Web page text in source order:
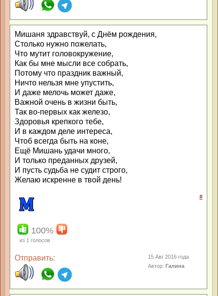
Мишаня здравствуй, с Днём рождения,
Столько нужно пожелать,
Что мутит головокружение,
Как бы мне мысли все собрать,
Потому что праздник важный,
Ничто нельзя мне упустить,
И даже мелочь может даже,
Важной очень в жизни быть,
Так во-первых как железо,
Здоровья крепкого тебе,
И в каждом деле интереса,
Чтоб всегда быть на коне,
Ещё Мишань удачи много,
И только преданных друзей,
И пусть судьба не судит строго,
Желаю искренне в твой день!
#
100%
из 1 голосов
Отправить:
15 Авг 2016 года
Автор:Галина